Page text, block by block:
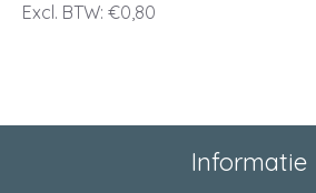
Excl. BTW: €0,80
Informatie